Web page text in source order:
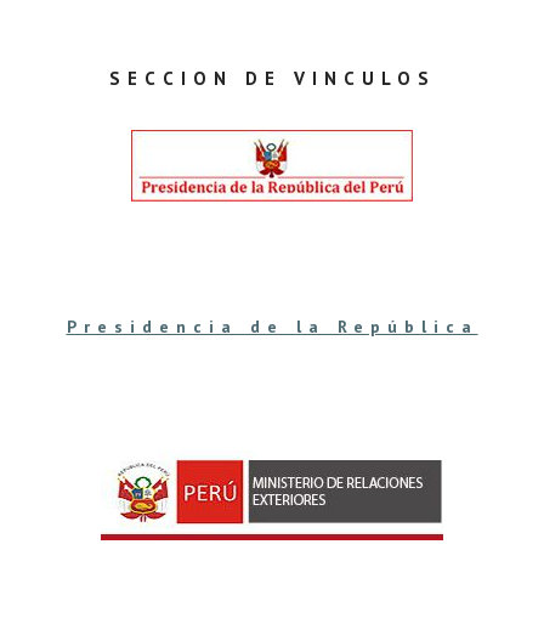
SECCION DE VINCULOS
Presidencia de la República